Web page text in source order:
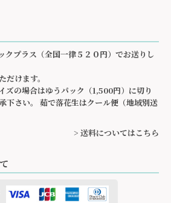
クプラス（全国一律５２０円）でお送りし
けます。
ズの場合はゆうパック（1,500円）に切り
下さい。 茹で落花生はクール便（地域別送
> 送料についてはこちら